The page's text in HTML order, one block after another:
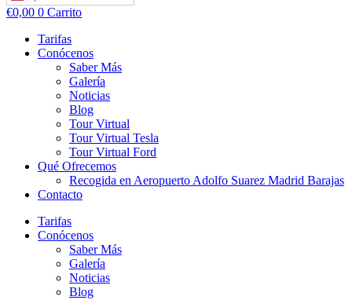
€0,00 0 Carrito
Tarifas
Conócenos
Saber Más
Galería
Noticias
Blog
Tour Virtual
Tour Virtual Tesla
Tour Virtual Ford
Qué Ofrecemos
Recogida en Aeropuerto Adolfo Suarez Madrid Barajas
Contacto
Tarifas
Conócenos
Saber Más
Galería
Noticias
Blog